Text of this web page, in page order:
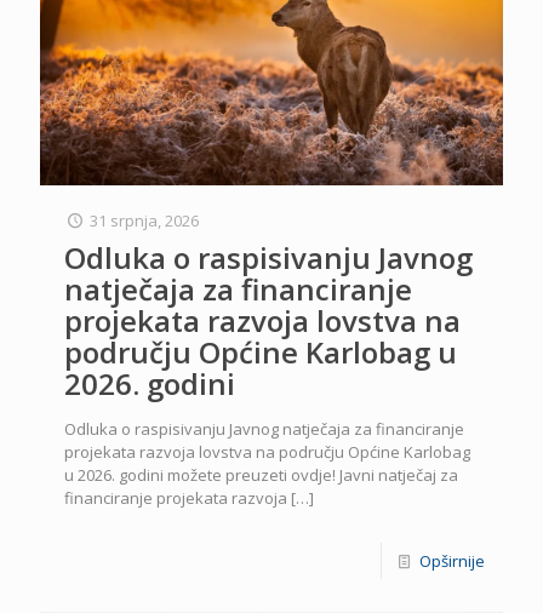
31 srpnja, 2026
Odluka o raspisivanju Javnog
natječaja za financiranje
projekata razvoja lovstva na
području Općine Karlobag u
2026. godini
Odluka o raspisivanju Javnog natječaja za financiranje
projekata razvoja lovstva na području Općine Karlobag
u 2026. godini možete preuzeti ovdje! Javni natječaj za
financiranje projekata razvoja […]
Opširnije